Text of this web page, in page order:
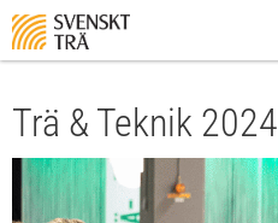
Trä & Teknik 2024